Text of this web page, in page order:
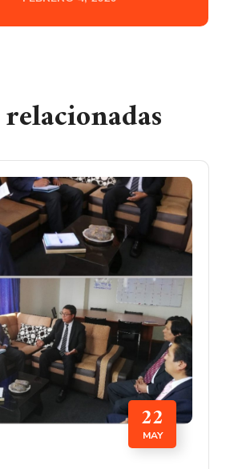
22
MAY